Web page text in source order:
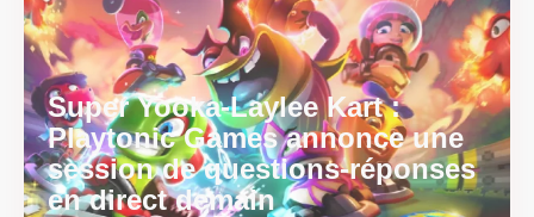
Super Yooka-Laylee Kart :
Playtonic Games annonce une
session de questions-réponses
en direct demain